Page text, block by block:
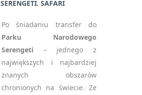
SERENGETI. SAFARI
Po śniadaniu transfer do
Parku Narodowego
Serengeti – jednego z
największych i najbardziej
znanych obszarów
chronionych na świecie. Ze